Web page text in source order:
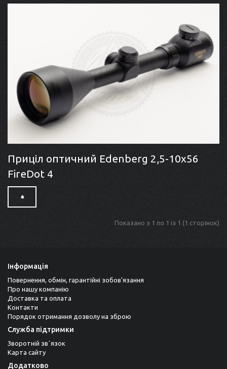
Приціл оптичний Edenberg 2,5-10x56
FireDot 4
Показано з 1 по 1 із 1 (1 сторінок)
Інформація
Повернення, обмін, гарантійні зобов'язання
Про нашу компанію
Доставка та оплата
Контакти
Порядок отримання дозволу на зброю
Служба підтримки
Зворотній звʼязок
Карта сайту
Додатково